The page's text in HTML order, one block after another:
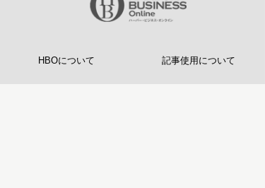
HBOについて 記事使用について